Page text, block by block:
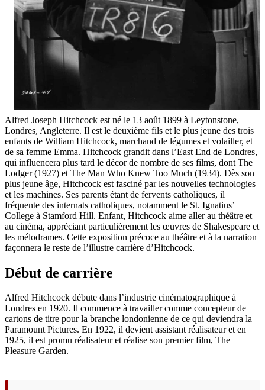
Alfred Joseph Hitchcock est né le 13 août 1899 à Leytonstone,
Londres, Angleterre. Il est le deuxième fils et le plus jeune des trois
enfants de William Hitchcock, marchand de légumes et volailler, et
de sa femme Emma. Hitchcock grandit dans l’East End de Londres,
qui influencera plus tard le décor de nombre de ses films, dont The
Lodger (1927) et The Man Who Knew Too Much (1934). Dès son
plus jeune âge, Hitchcock est fasciné par les nouvelles technologies
et les machines. Ses parents étant de fervents catholiques, il
fréquente des internats catholiques, notamment le St. Ignatius’
College à Stamford Hill. Enfant, Hitchcock aime aller au théâtre et
au cinéma, appréciant particulièrement les œuvres de Shakespeare et
les mélodrames. Cette exposition précoce au théâtre et à la narration
façonnera le reste de l’illustre carrière d’Hitchcock.
Début de carrière
Alfred Hitchcock débute dans l’industrie cinématographique à
Londres en 1920. Il commence à travailler comme concepteur de
cartons de titre pour la branche londonienne de ce qui deviendra la
Paramount Pictures. En 1922, il devient assistant réalisateur et en
1925, il est promu réalisateur et réalise son premier film, The
Pleasure Garden.